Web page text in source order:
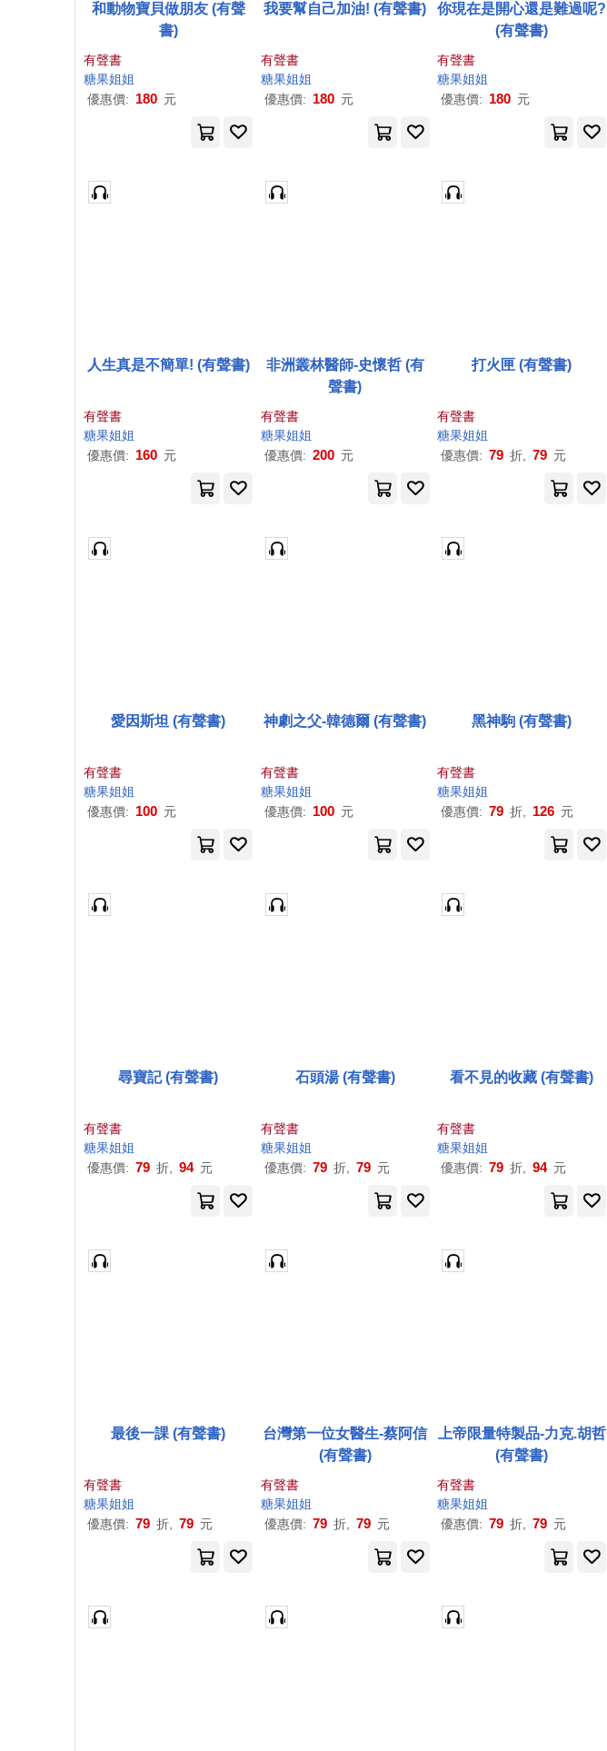
和動物寶貝做朋友 (有聲
書)
有聲書
糖果姐姐
優惠價: 180 元
我要幫自己加油! (有聲書)
有聲書
糖果姐姐
優惠價: 180 元
你現在是開心還是難過呢?
(有聲書)
有聲書
糖果姐姐
優惠價: 180 元
人生真是不簡單! (有聲書)
有聲書
糖果姐姐
優惠價: 160 元
非洲叢林醫師-史懷哲 (有
聲書)
有聲書
糖果姐姐
優惠價: 200 元
打火匣 (有聲書)
有聲書
糖果姐姐
優惠價: 79 折, 79 元
愛因斯坦 (有聲書)
有聲書
糖果姐姐
優惠價: 100 元
神劇之父-韓德爾 (有聲書)
有聲書
糖果姐姐
優惠價: 100 元
黑神駒 (有聲書)
有聲書
糖果姐姐
優惠價: 79 折, 126 元
尋寶記 (有聲書)
有聲書
糖果姐姐
優惠價: 79 折, 94 元
石頭湯 (有聲書)
有聲書
糖果姐姐
優惠價: 79 折, 79 元
看不見的收藏 (有聲書)
有聲書
糖果姐姐
優惠價: 79 折, 94 元
最後一課 (有聲書)
有聲書
糖果姐姐
優惠價: 79 折, 79 元
台灣第一位女醫生-蔡阿信
(有聲書)
有聲書
糖果姐姐
優惠價: 79 折, 79 元
上帝限量特製品-力克.胡哲
(有聲書)
有聲書
糖果姐姐
優惠價: 79 折, 79 元